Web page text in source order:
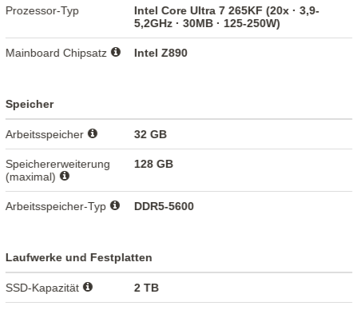
Prozessor-Typ
Intel Core Ultra 7 265KF (20x · 3,9-
5,2GHz · 30MB · 125-250W)
Mainboard Chipsatz Intel Z890
Speicher
Arbeitsspeicher 32 GB
Speichererweiterung
(maximal)
128 GB
Arbeitsspeicher-Typ DDR5-5600
Laufwerke und Festplatten
SSD-Kapazität 2 TB